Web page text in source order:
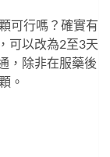
可行嗎？確實有
可以改為2至3天
，除非在服藥後
。